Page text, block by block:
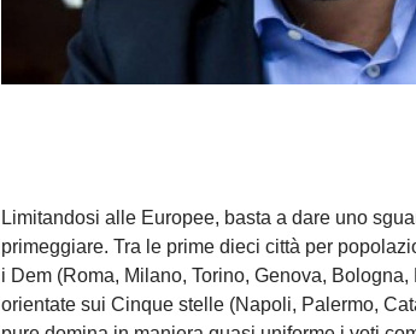
Limitandosi alle Europee, basta a dare uno
primeggiare. Tra le prime dieci città per
i Dem (Roma, Milano, Torino, Genova,
orientate sui Cinque stelle (Napoli, Palermo,